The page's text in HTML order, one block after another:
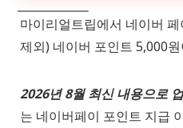
마이리얼트립에서 네이버
제외) 네이버 포인트 5,000
2026년 8월 최신 내용으로
는 네이버페이 포인트 지급